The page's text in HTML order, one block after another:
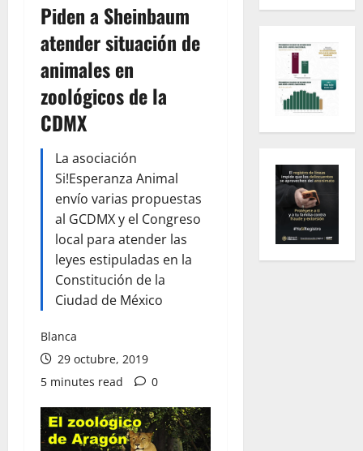
Piden a Sheinbaum
atender situación de
animales en
zoológicos de la
CDMX
La asociación
Si!Esperanza Animal
envío varias propuestas
al GCDMX y el Congreso
local para atender las
leyes estipuladas en la
Constitución de la
Ciudad de México
Blanca
29 octubre, 2019
5 minutes read
0